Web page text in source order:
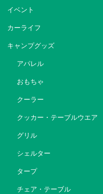
イベント
カーライフ
キャンプグッズ
アパレル
おもちゃ
クーラー
クッカー・テーブルウエア
グリル
シェルター
タープ
チェア・テーブル